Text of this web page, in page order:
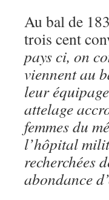
Au bal de
trois cent
pays ci, on
viennent au
leur
attelage
femmes du
l’hôpital
recherchées
abondance